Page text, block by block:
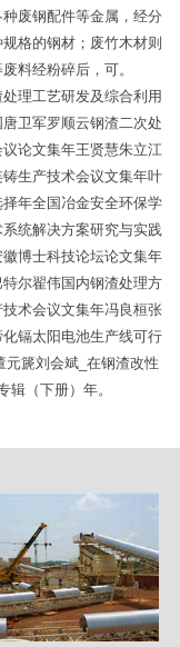
废钢配件等金属，经分
格的钢材；废竹木材则
料经粉碎后，可。
理工艺研发及综合利用
卫军罗顺云钢渣二次处
论文集年王贤慧朱立江
生产技术会议文集年叶
年全国冶金安全环保学
统解决方案研究与实践
博士科技论坛论文集年
尔翟伟国内钢渣处理方
术会议文集年冯良桓张
镉太阳电池生产线可行
篪刘会斌_在钢渣改性
辑（下册）年。